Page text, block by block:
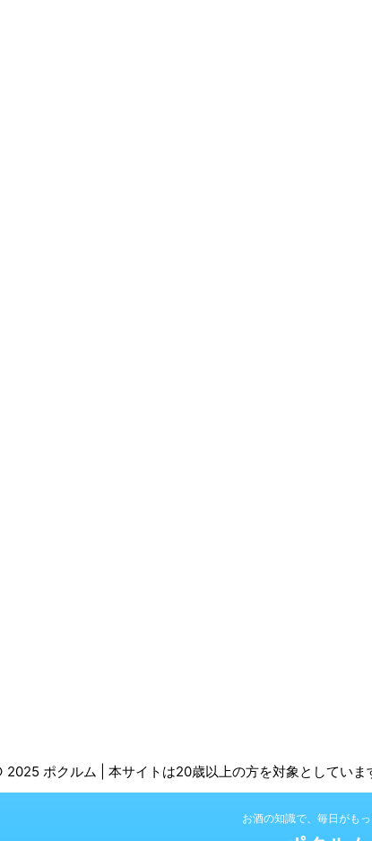
2025 ポクルム | 本サイトは20歳以上の方を対象としていま
お酒の知識で、毎日がも